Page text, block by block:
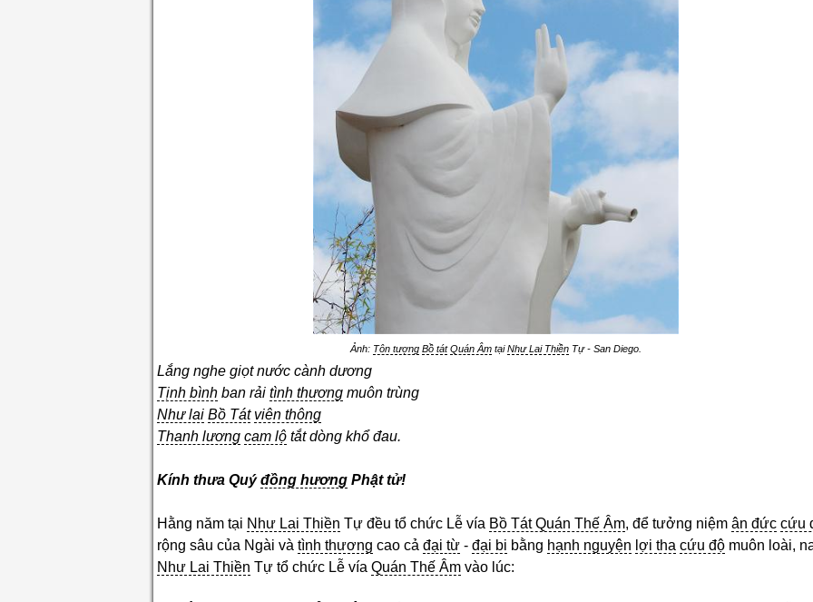
Ảnh: Tôn tượng Bồ tát Quán ÂmtạiNhư Lai ThiềnTự - San Diego.
Lắng nghe giọt nước cành dương
Tịnh bình ban rải tình thương muôn trùng
Như lai Bồ Tát viên thông
Thanh lương cam lộ tắt dòng khổ đau.
Kính thưa Quýđồng hương Phật tử!
Hằng năm tại Như Lai Thiền Tự đều tổ chức Lễ vía Bồ Tát Quán Thế Âm, để tưởng niệm ân đức cứu
rộng sâu của Ngài và tình thương cao cả đại từ - đại bi bằng hạnh nguyện lợi tha cứu độ muôn loài,
Như Lai Thiền Tự tổ chức Lễ vía Quán Thế Âm vào lúc: